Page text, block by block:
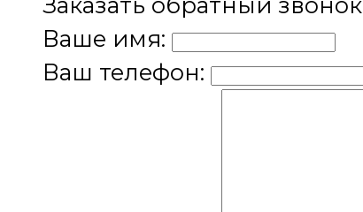
Ваше имя:
Ваш телефон: